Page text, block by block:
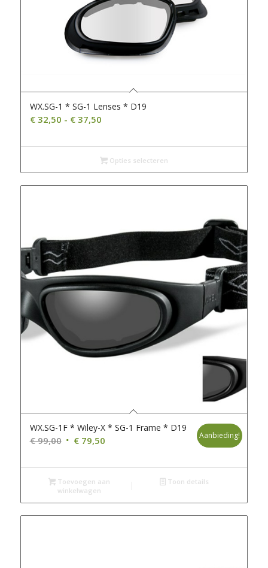
WX.SG-1 * SG-1 Lenses * D19
€32,50 - €37,50Prijsklasse:
tot
€ 37,50
Opties selecteren
WX.SG-1F * Wiley-X * SG-1 Frame * D19
€99,00 Oorspronkelijke
was:
€ 99,00.
€79,50Huidige
is:
€ 79,50.
Aanbieding!
Toevoegen aan
winkelwagen
Toon details